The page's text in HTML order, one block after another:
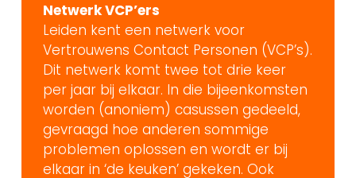
Netwerk VCP’ers
Leiden kent een netwerk voor
Vertrouwens Contact Personen (VCP’s).
Dit netwerk komt twee tot drie keer
per jaar bij elkaar. In die bijeenkomsten
worden (anoniem) casussen gedeeld,
gevraagd hoe anderen sommige
problemen oplossen en wordt er bij
elkaar in ‘de keuken’ gekeken. Ook